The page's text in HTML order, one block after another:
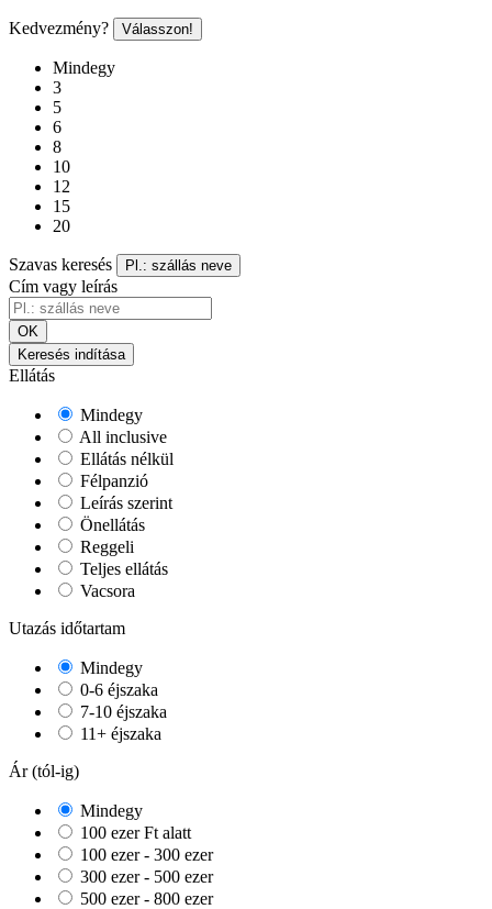
Kedvezmény? Válasszon!
Mindegy
3
5
6
8
10
12
15
20
Szavas keresés Pl.: szállás neve
Cím vagy leírás
OK
Keresés indítása
Ellátás
Mindegy
All inclusive
Ellátás nélkül
Félpanzió
Leírás szerint
Önellátás
Reggeli
Teljes ellátás
Vacsora
Utazás időtartam
Mindegy
0-6 éjszaka
7-10 éjszaka
11+ éjszaka
Ár (tól-ig)
Mindegy
100 ezer Ft alatt
100 ezer - 300 ezer
300 ezer - 500 ezer
500 ezer - 800 ezer